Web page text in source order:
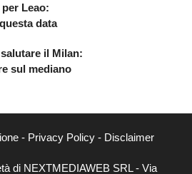
Leao:
data
il Milan:
sul mediano
- Privacy Policy- Disclaimer
di NEXTMEDIAWEB SRL - Via